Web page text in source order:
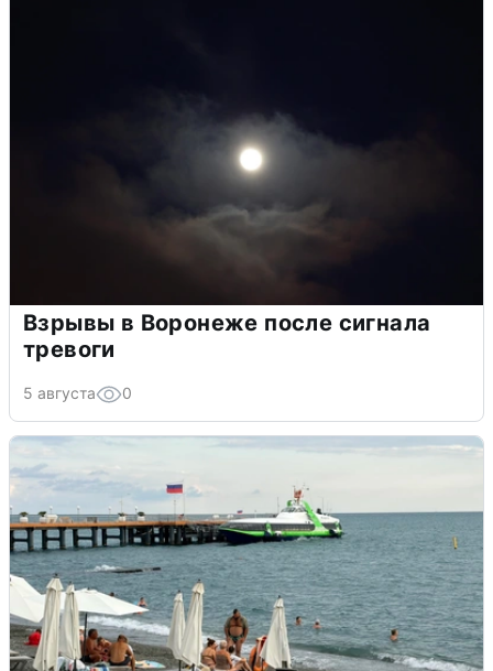
Взрывы в Воронеже после сигнала
тревоги
5 августа 0